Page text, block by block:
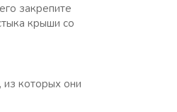
закрепите
крыши со
из которых они